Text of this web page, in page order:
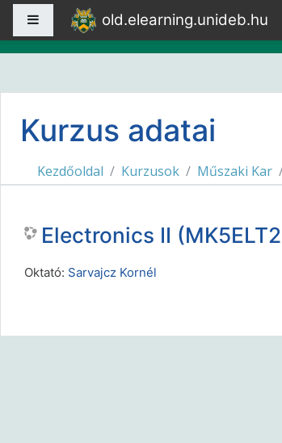
Tovább a fő tartalomhoz
Oldalpanel old.elearning.unideb.hu
Kurzus adatai
Kezdőoldal Kurzusok Műszaki Kar
Electronics II
Oktató: Sarvajcz Kornél